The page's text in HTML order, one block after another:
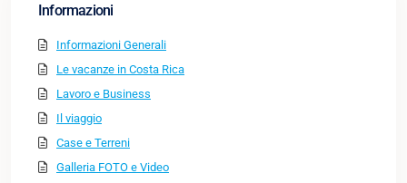
Informazioni
Informazioni Generali
Le vacanze in Costa Rica
Lavoro e Business
Il viaggio
Case e Terreni
Galleria FOTO e Video